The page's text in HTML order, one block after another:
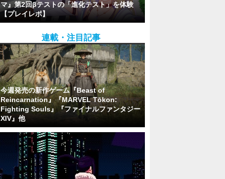
マ』第2回βテストの「進化テスト」を体験
【プレイレポ】
連載・注目記事
今週発売の新作ゲーム『Beast of
Reincarnation』『MARVEL Tōkon:
Fighting Souls』『ファイナルファンタジー
XIV』他